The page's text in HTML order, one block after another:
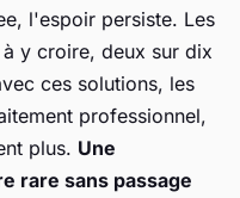
l'espoir persiste. Les
y croire, deux sur dix
ces solutions, les
professionnel,
plus. Une
rare sans passage